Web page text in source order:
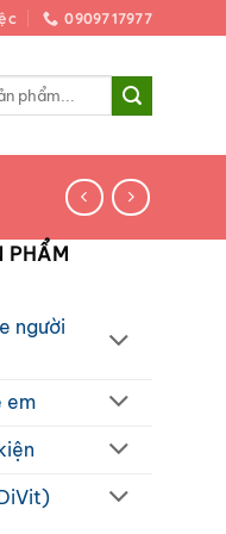
0909717977
PHẨM
người
em